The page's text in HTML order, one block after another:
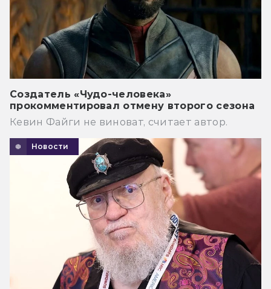
Создатель «Чудо-человека»
прокомментировал отмену второго сезона
Кевин Файги не виноват, считает автор.
Новости